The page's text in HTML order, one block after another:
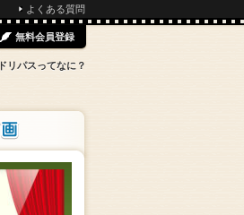
よくある質問
無料会員登録
ドリパスってなに？